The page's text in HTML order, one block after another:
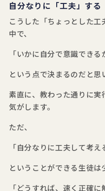
自分なりに「工夫」する
こうした「ちょっとした
中で、
「いかに自分で意識できる
という点で決まるのだと思
素直に、教わった通りに
気がします。
ただ、
「自分なりに工夫して考え
ということができる生徒は
「どうすれば、速く正確に